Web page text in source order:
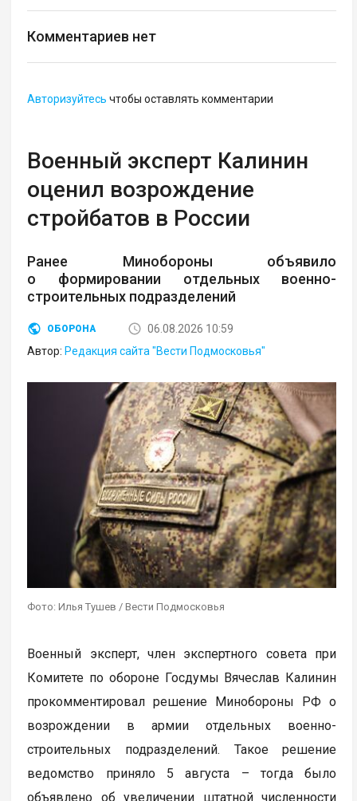
Комментариев нет
Авторизуйтесь чтобы оставлять комментарии
Военный эксперт Калинин
оценил возрождение
стройбатов в России
Ранее Минобороны объявило
о формировании отдельных военно-
строительных подразделений
ОБОРОНА
06.08.2026 10:59
Автор: Редакция сайта "Вести Подмосковья"
Фото: Илья Тушев / Вести Подмосковья
Военный эксперт, член экспертного совета при
Комитете по обороне Госдумы Вячеслав Калинин
прокомментировал решение Минобороны РФ о
возрождении в армии отдельных военно-
строительных подразделений. Такое решение
ведомство приняло 5 августа – тогда было
объявлено об увеличении штатной численности